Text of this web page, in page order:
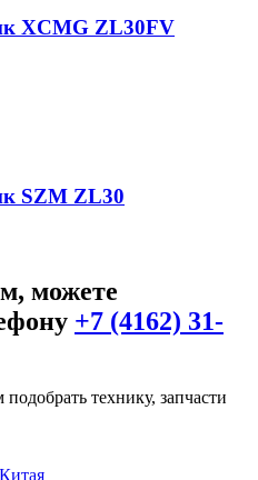
XCMG ZL30FV
SZM ZL30
можете
+7 (4162) 31-
технику, запчасти